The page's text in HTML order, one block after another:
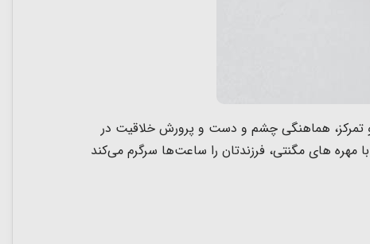
تمرکز، هماهنگی چشم و دست و پرورش خلاقیت در
مهره های مگنتی، فرزندتان را ساعت‌ها سرگرم می‌کند